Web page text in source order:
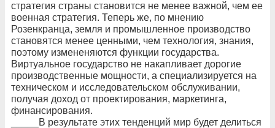
стратегия страны становится не менее важной, чем ее
военная стратегия. Теперь же, по мнению
Розенкранца, земля и промышленное производство
становятся менее ценными, чем технология, знания,
поэтому измененяются функции государства.
Виртуальное государство не накапливает дорогие
производственные мощности, а специализируется на
техническом и исследовательском обслуживании,
получая доход от проектирования, маркетинга,
финансирования.
_____В результате этих тенденций мир будет делиться